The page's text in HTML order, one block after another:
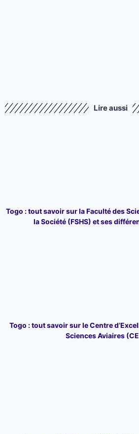
Lire aussi
Togo : tout savoir sur la Faculté des
la Société (FSHS) et ses
Togo : tout savoir sur le Centre
Sciences Aviaires